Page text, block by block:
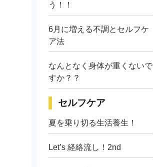
う！！
6月に増える不調とセルフケ
ア法
なんとなく身体が重くないで
すか？？
セルフケア
夏を乗り切る生活養生！
Let’s 経絡流し！2nd